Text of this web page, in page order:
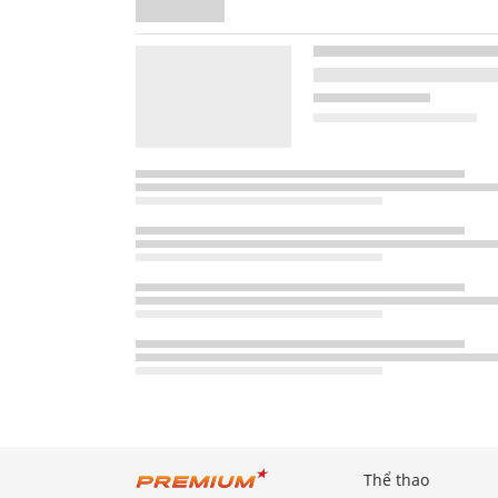
Thể thao